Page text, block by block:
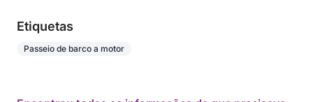
Etiquetas
Passeio de barco a motor